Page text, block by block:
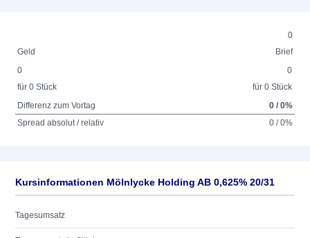
0
Geld
Brief
0
für 0 Stück
0
für 0 Stück
Differenz zum Vortag
0 / 0%
Spread absolut / relativ
0 / 0%
Kursinformationen Mölnlycke Holding AB 0,625% 20/31
Tagesumsatz